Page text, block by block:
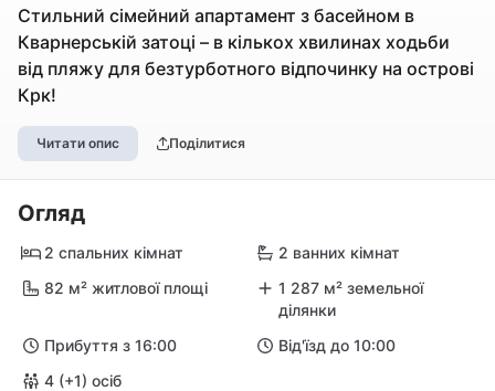
Стильний сімейний апартамент з басейном в
Кварнерській затоці – в кількох хвилинах ходьби
від пляжу для безтурботного відпочинку на острові
Крк!
Читати опис Поділитися
Огляд
2 спальних кімнат
2 ванних кімнат
82 м² житлової площі
1 287 м² земельної
ділянки
Прибуття з 16:00
Від'їзд до 10:00
4 (+1) осіб